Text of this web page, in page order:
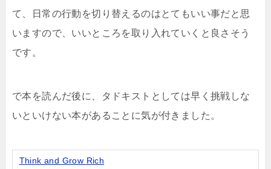
て、日常の行動を切り替えるのはとてもいい事だと思
いますので、いいところを取り入れていくと良さそう
です。
で本を読んだ後に、タドキストとしては早く挑戦しな
いといけない本があることに気が付きました。
Think and Grow Rich